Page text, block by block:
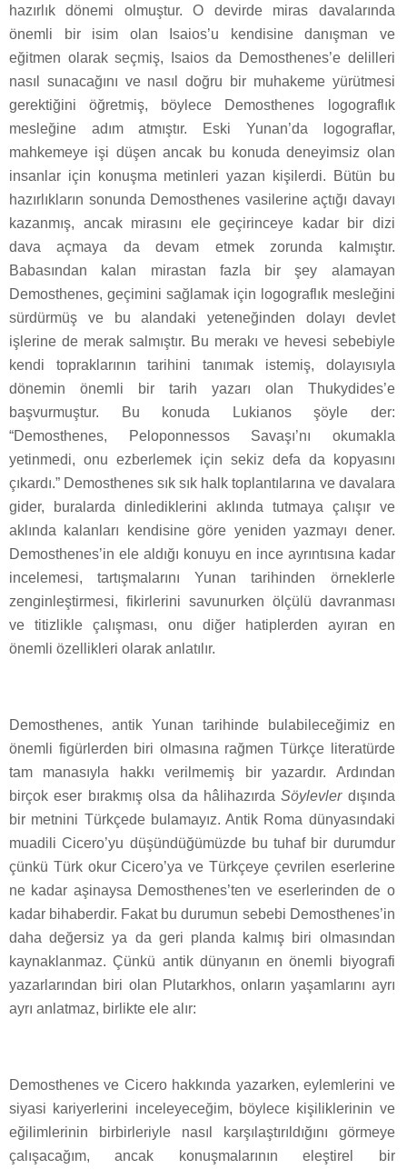
hazırlık dönemi olmuştur. O devirde miras davalarında
önemli bir isim olan Isaios’u kendisine danışman ve
eğitmen olarak seçmiş, Isaios da Demosthenes’e delilleri
nasıl sunacağını ve nasıl doğru bir muhakeme yürütmesi
gerektiğini öğretmiş, böylece Demosthenes logograflık
mesleğine adım atmıştır. Eski Yunan’da logograflar,
mahkemeye işi düşen ancak bu konuda deneyimsiz olan
insanlar için konuşma metinleri yazan kişilerdi. Bütün bu
hazırlıkların sonunda Demosthenes vasilerine açtığı davayı
kazanmış, ancak mirasını ele geçirinceye kadar bir dizi
dava açmaya da devam etmek zorunda kalmıştır.
Babasından kalan mirastan fazla bir şey alamayan
Demosthenes, geçimini sağlamak için logograflık mesleğini
sürdürmüş ve bu alandaki yeteneğinden dolayı devlet
işlerine de merak salmıştır. Bu merakı ve hevesi sebebiyle
kendi topraklarının tarihini tanımak istemiş, dolayısıyla
dönemin önemli bir tarih yazarı olan Thukydides’e
başvurmuştur. Bu konuda Lukianos şöyle der:
“Demosthenes, Peloponnessos Savaşı’nı okumakla
yetinmedi, onu ezberlemek için sekiz defa da kopyasını
çıkardı.” Demosthenes sık sık halk toplantılarına ve davalara
gider, buralarda dinlediklerini aklında tutmaya çalışır ve
aklında kalanları kendisine göre yeniden yazmayı dener.
Demosthenes’in ele aldığı konuyu en ince ayrıntısına kadar
incelemesi, tartışmalarını Yunan tarihinden örneklerle
zenginleştirmesi, fikirlerini savunurken ölçülü davranması
ve titizlikle çalışması, onu diğer hatiplerden ayıran en
önemli özellikleri olarak anlatılır.
Demosthenes, antik Yunan tarihinde bulabileceğimiz en
önemli figürlerden biri olmasına rağmen Türkçe literatürde
tam manasıyla hakkı verilmemiş bir yazardır. Ardından
birçok eser bırakmış olsa da hâlihazırdaSöylevlerdışında
bir metnini Türkçede bulamayız. Antik Roma dünyasındaki
muadili Cicero’yu düşündüğümüzde bu tuhaf bir durumdur
çünkü Türk okur Cicero’ya ve Türkçeye çevrilen eserlerine
ne kadar aşinaysa Demosthenes’ten ve eserlerinden de o
kadar bihaberdir. Fakat bu durumun sebebi Demosthenes’in
daha değersiz ya da geri planda kalmış biri olmasından
kaynaklanmaz. Çünkü antik dünyanın en önemli biyografi
yazarlarından biri olan Plutarkhos, onların yaşamlarını ayrı
ayrı anlatmaz, birlikte ele alır:
Demosthenes ve Cicero hakkında yazarken, eylemlerini ve
siyasi kariyerlerini inceleyeceğim, böylece kişiliklerinin ve
eğilimlerinin birbirleriyle nasıl karşılaştırıldığını görmeye
çalışacağım, ancak konuşmalarının eleştirel bir